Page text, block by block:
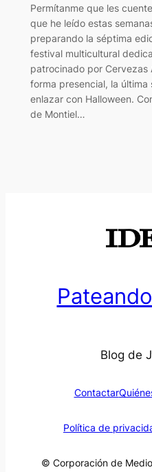
Permítanme que les
que he leído estas
preparando la séptima
festival multicultural
patrocinado por Cervezas
forma presencial, la
enlazar con Halloween.
de Montiel…
Blog de
Contactar
Política de
© Corporación de